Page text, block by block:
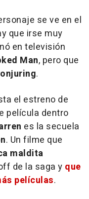
se ve en el
que irse muy
en televisión
Man, pero que
.
el estreno de
película dentro
es la secuela
. Un filme que
maldita
de la saga y que
películas.